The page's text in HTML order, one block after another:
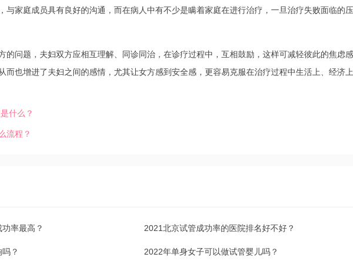
与家庭成员具有良好的沟通，而在病人中有不少是瞒着家庭在进行治疗，一旦治疗失败面临的
的问题，夫妇双方应相互理解、同诊同治，在诊疗过程中，互相鼓励，这样可减轻彼此的焦虑
而也增进了夫妇之间的感情，尤其让女方感到安全感，更容易克服在治疗过程中生活上、经济上
什么？
流程？
率最高？ 2021北京试管成功率的医院排名好不好？
？ 2022年单身女子可以做试管婴儿吗？